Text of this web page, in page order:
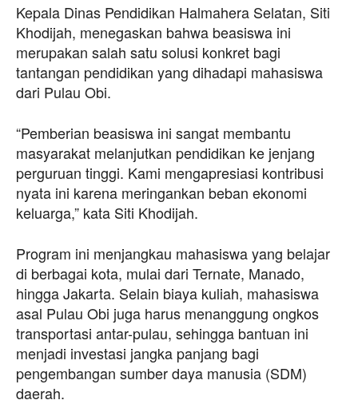
Kepala Dinas Pendidikan Halmahera Selatan, Siti
Khodijah, menegaskan bahwa beasiswa ini
merupakan salah satu solusi konkret bagi
tantangan pendidikan yang dihadapi mahasiswa
dari Pulau Obi.
“Pemberian beasiswa ini sangat membantu
masyarakat melanjutkan pendidikan ke jenjang
perguruan tinggi. Kami mengapresiasi kontribusi
nyata ini karena meringankan beban ekonomi
keluarga,” kata Siti Khodijah.
Program ini menjangkau mahasiswa yang belajar
di berbagai kota, mulai dari Ternate, Manado,
hingga Jakarta. Selain biaya kuliah, mahasiswa
asal Pulau Obi juga harus menanggung ongkos
transportasi antar-pulau, sehingga bantuan ini
menjadi investasi jangka panjang bagi
pengembangan sumber daya manusia (SDM)
daerah.